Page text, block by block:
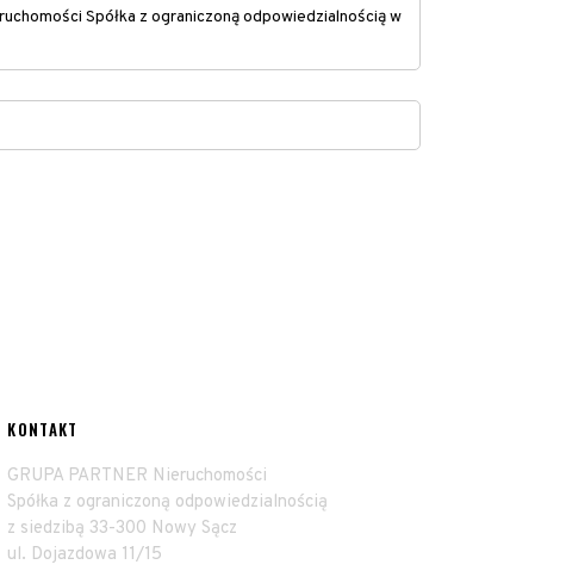
Spółka z ograniczoną odpowiedzialnością w
KONTAKT
GRUPA PARTNER Nieruchomości
Spółka z ograniczoną odpowiedzialnością
z siedzibą 33-300 Nowy Sącz
ul. Dojazdowa 11/15